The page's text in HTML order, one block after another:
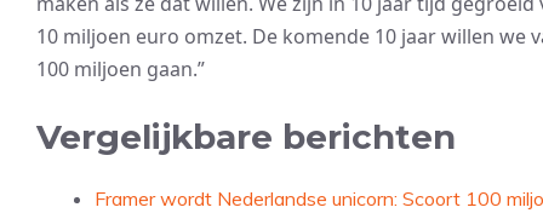
10 miljoen euro omzet. De komende 10 jaar willen we
100 miljoen gaan.”
Vergelijkbare berichten
Framer wordt Nederlandse unicorn: Scoort 100